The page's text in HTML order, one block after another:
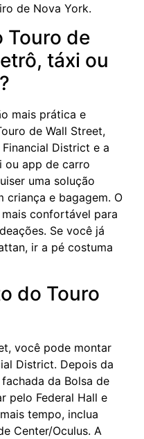
de Nova York.
Touro de
táxi ou
mais prática e
de Wall Street,
District e a
ou app de carro
uma solução
e bagagem. O
confortável para
Se você já
ir a pé costuma
do Touro
você pode montar
District. Depois da
da Bolsa de
pelo Federal Hall e
tempo, inclua
Center/Oculus. A